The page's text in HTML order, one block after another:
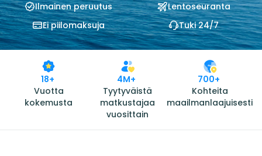
Ilmainen peruutus
Lentoseuranta
Ei piilomaksuja
Tuki 24/7
18+
Vuotta
kokemusta
4M+
Tyytyväistä
matkustajaa
vuosittain
700+
Kohteita
maailmanlaajuisesti